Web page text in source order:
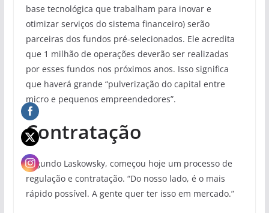
base tecnológica que trabalham para inovar e
otimizar serviços do sistema financeiro) serão
parceiras dos fundos pré-selecionados. Ele acredita
que 1 milhão de operações deverão ser realizadas
por esses fundos nos próximos anos. Isso significa
que haverá grande “pulverização do capital entre
micro e pequenos empreendedores”.
Contratação
Segundo Laskowsky, começou hoje um processo de
regulação e contratação. “Do nosso lado, é o mais
rápido possível. A gente quer ter isso em mercado.”